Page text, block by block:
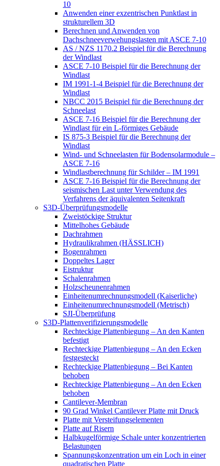
10
Anwenden einer exzentrischen Punktlast in
strukturellem 3D
Berechnen und Anwenden von
Dachschneeverwehungslasten mit ASCE 7-10
AS / NZS 1170.2 Beispiel für die Berechnung
der Windlast
ASCE 7-10 Beispiel für die Berechnung der
Windlast
IM 1991-1-4 Beispiel für die Berechnung der
Windlast
NBCC 2015 Beispiel für die Berechnung der
Schneelast
ASCE 7-16 Beispiel für die Berechnung der
Windlast für ein L-förmiges Gebäude
IS 875-3 Beispiel für die Berechnung der
Windlast
Wind- und Schneelasten für Bodensolarmodule –
ASCE 7-16
Windlastberechnung für Schilder – IM 1991
ASCE 7-16 Beispiel für die Berechnung der
seismischen Last unter Verwendung des
Verfahrens der äquivalenten Seitenkraft
S3D-Überprüfungsmodelle
Zweistöckige Struktur
Mittelhohes Gebäude
Dachrahmen
Hydraulikrahmen (HÄSSLICH)
Bogenrahmen
Doppeltes Lager
Eistruktur
Schalenrahmen
Holzscheunenrahmen
Einheitenumrechnungsmodell (Kaiserliche)
Einheitenumrechnungsmodell (Metrisch)
SJI-Überprüfung
S3D-Plattenverifizierungsmodelle
Rechteckige Plattenbiegung – An den Kanten
befestigt
Rechteckige Plattenbiegung – An den Ecken
festgesteckt
Rechteckige Plattenbiegung – Bei Kanten
behoben
Rechteckige Plattenbiegung – An den Ecken
behoben
Cantilever-Membran
90 Grad Winkel Cantilever Platte mit Druck
Platte mit Versteifungselementen
Platte auf Risern
Halbkugelförmige Schale unter konzentrierten
Belastungen
Spannungskonzentration um ein Loch in einer
quadratischen Platte